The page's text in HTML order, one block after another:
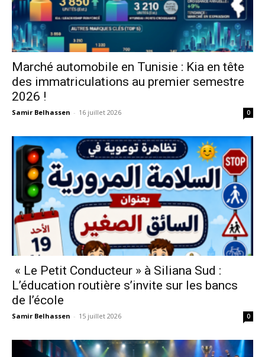
Marché automobile en Tunisie : Kia en tête
des immatriculations au premier semestre
2026 !
Samir Belhassen - 16 juillet 2026 0
« Le Petit Conducteur » à Siliana Sud :
L’éducation routière s’invite sur les bancs
de l’école
Samir Belhassen - 15 juillet 2026 0